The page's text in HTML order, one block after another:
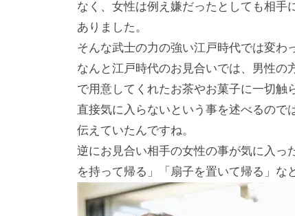
なく、女性は例え嫌だったとしても相
ありました。
そんな武士の力の強い江戸時代では変わ
なんと江戸時代のお見合いでは、男性の
で用意してくれたお茶やお菓子に一切触
直接気に入らないという事を述べるので
伝えていたんですね。
逆にお見合い相手の女性の事が気に入っ
を持って帰る」「扇子を置いて帰る」な